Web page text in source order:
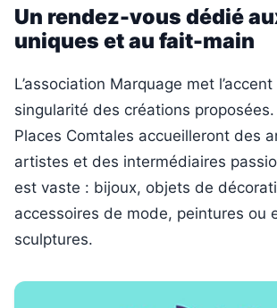
Un rendez-vous dédié
uniques et au fait-main
L’association Marquage met
singularité des créations
Places Comtales accueilleront des
artistes et des intermédiaires
est vaste : bijoux, objets de
accessoires de mode, peintures ou
sculptures.